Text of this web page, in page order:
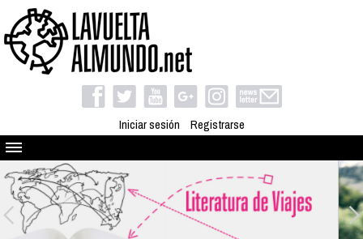
Iniciar sesión Registrarse
Quienes somos
El proyecto
Blog